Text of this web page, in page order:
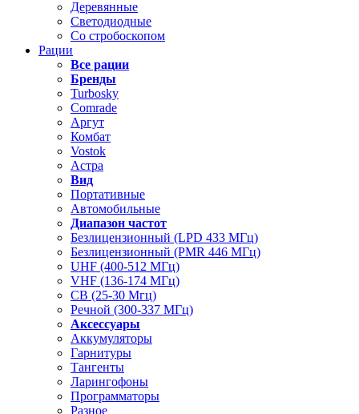
Деревянные
Светодиодные
Со стробоскопом
Рации
Все рации
Бренды
Turbosky
Comrade
Аргут
Комбат
Vostok
Астра
Вид
Портативные
Автомобильные
Диапазон частот
Безлицензионный (LPD 433 МГц)
Безлицензионный (PMR 446 МГц)
UHF (400-512 МГц)
VHF (136-174 МГц)
CB (25-30 Мгц)
Речной (300-337 МГц)
Аксессуары
Аккумуляторы
Гарнитуры
Тангенты
Ларингофоны
Программаторы
Разное